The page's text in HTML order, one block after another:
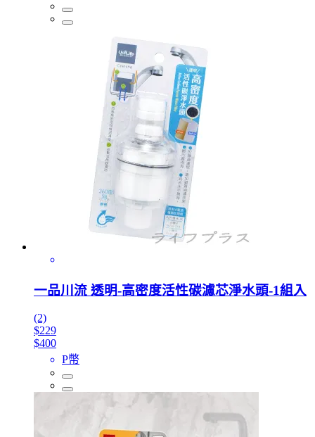
一品川流 透明-高密度活性碳濾芯淨水頭-1組入
(2)
$229
$400
P幣